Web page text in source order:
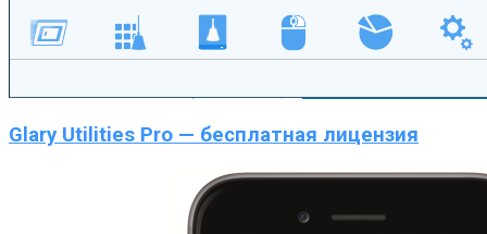
Glary Utilities Pro — бесплатная лицензия